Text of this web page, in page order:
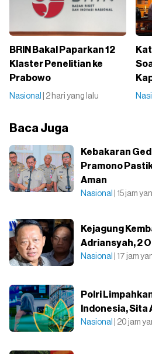
BRIN Bakal Paparkan 12
Klaster Penelitian ke
Prabowo
Nasional | 2 hari yang lalu
Baca Juga
Kebakaran
Pramono
Aman
Nasional | 15 jam
Kejagung
Adriansyah, 2
Nasional | 17 jam
Polri
Indonesia, Sita
Nasional | 20 jam